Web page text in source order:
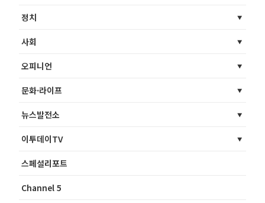
정치
사회
오피니언
문화·라이프
뉴스발전소
이투데이TV
스페셜리포트
Channel 5